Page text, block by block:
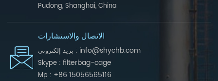
Pudong, Shanghai, China
الاتصال والاستشارات
بريد إلكتروني : info@shychb.com
Skype : filterbag-cage
Mp : +86 15056565116